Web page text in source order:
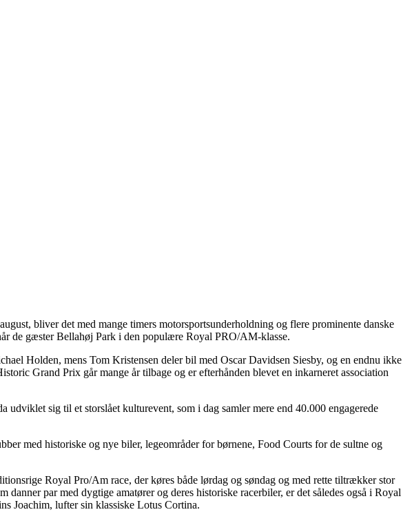
bliver det med mange timers motorsportsunderholdning og flere prominente danske
de gæster Bellahøj Park i den populære Royal PRO/AM-klasse.
Holden, mens Tom Kristensen deler bil med Oscar Davidsen Siesby, og en endnu ikke
Grand Prix går mange år tilbage og er efterhånden blevet en inkarneret association
sig til et storslået kulturevent, som i dag samler mere end 40.000 engagerede
med historiske og nye biler, legeområder for børnene, Food Courts for de sultne og
Royal Pro/Am race, der køres både lørdag og søndag og med rette tiltrækker stor
par med dygtige amatører og deres historiske racerbiler, er det således også i Royal
Joachim, lufter sin klassiske Lotus Cortina.